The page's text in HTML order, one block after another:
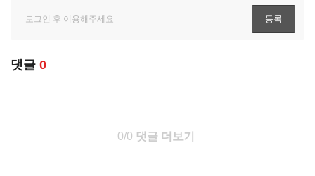
댓글 0
0/0 댓글 더보기